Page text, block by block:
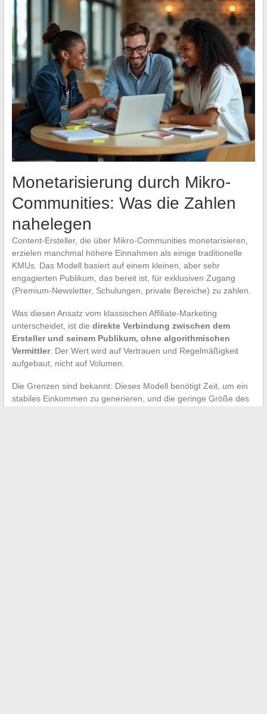
Monetarisierung durch Mikro-
Communities: Was die Zahlen
nahelegen
Content-Ersteller, die über Mikro-Communities monetarisieren,
erzielen manchmal höhere Einnahmen als einige traditionelle
KMUs. Das Modell basiert auf einem kleinen, aber sehr
engagierten Publikum, das bereit ist, für exklusiven Zugang
(Premium-Newsletter, Schulungen, private Bereiche) zu zahlen.
Was diesen Ansatz vom klassischen Affiliate-Marketing
unterscheidet, ist die direkte Verbindung zwischen dem
Ersteller und seinem Publikum, ohne algorithmischen
Vermittler. Der Wert wird auf Vertrauen und Regelmäßigkeit
aufgebaut, nicht auf Volumen.
Die Grenzen sind bekannt: Dieses Modell benötigt Zeit, um ein
stabiles Einkommen zu generieren, und die geringe Größe des